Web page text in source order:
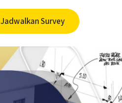
Jadwalkan Survey